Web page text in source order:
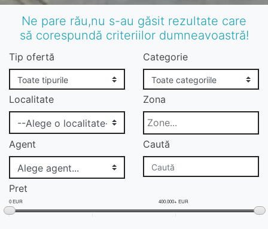
Ne pare rău,nu s-au găsit rezultate care
să corespundă criteriilor dumneavoastră!
Tip ofertă Categorie
Localitate Zona
Agent Caută
Pret
0 EUR 400.000+ EUR